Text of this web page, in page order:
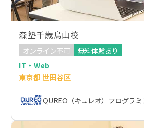
森塾千歳烏山校
オンライン不可
無料体験あり
IT・Web
東京都 世田谷区
QUREO（キュレオ）プログラミ